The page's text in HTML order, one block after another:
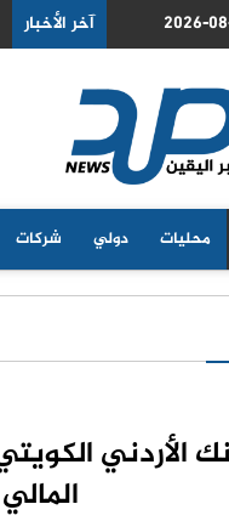
آخر الأخبار
محليات دولي شركات
الأردني
المالي